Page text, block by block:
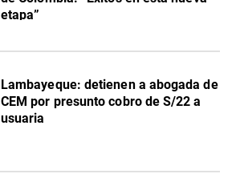
etapa”
Lambayeque: detienen a abogada de
CEM por presunto cobro de S/22 a
usuaria